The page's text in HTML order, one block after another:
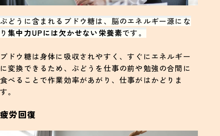
ぶどうに含まれるブドウ糖は、脳のエネルギー源にな
り集中力UPには欠かせない栄養素です。
ブドウ糖は身体に吸収されやすく、すぐにエネルギー
に変換できるため、ぶどうを仕事の前や勉強の合間に
食べることで作業効率があがり、仕事がはかどりま
す。
疲労回復